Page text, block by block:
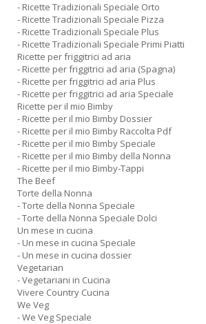
- Ricette Tradizionali Speciale Orto
- Ricette Tradizionali Speciale Pizza
- Ricette Tradizionali Speciale Plus
- Ricette Tradizionali Speciale Primi Piatti
Ricette per friggitrici ad aria
- Ricette per friggitrici ad aria (Spagna)
- Ricette per friggitrici ad aria Plus
- Ricette per friggitrici ad aria Speciale
Ricette per il mio Bimby
- Ricette per il mio Bimby Dossier
- Ricette per il mio Bimby Raccolta Pdf
- Ricette per il mio Bimby Speciale
- Ricette per il mio Bimby della Nonna
- Ricette per il mio Bimby-Tappi
The Beef
Torte della Nonna
- Torte della Nonna Speciale
- Torte della Nonna Speciale Dolci
Un mese in cucina
- Un mese in cucina Speciale
- Un mese in cucina dossier
Vegetarian
- Vegetariani in Cucina
Vivere Country Cucina
We Veg
- We Veg Speciale